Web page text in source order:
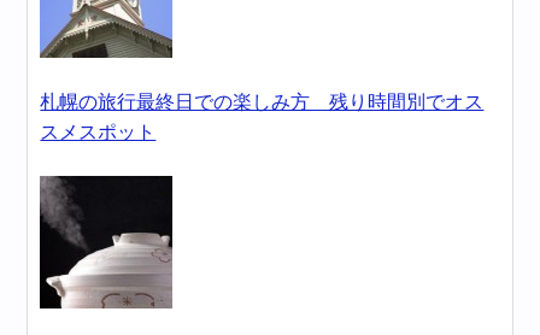
札幌の旅行最終日での楽しみ方 残り時間別でオス
スメスポット